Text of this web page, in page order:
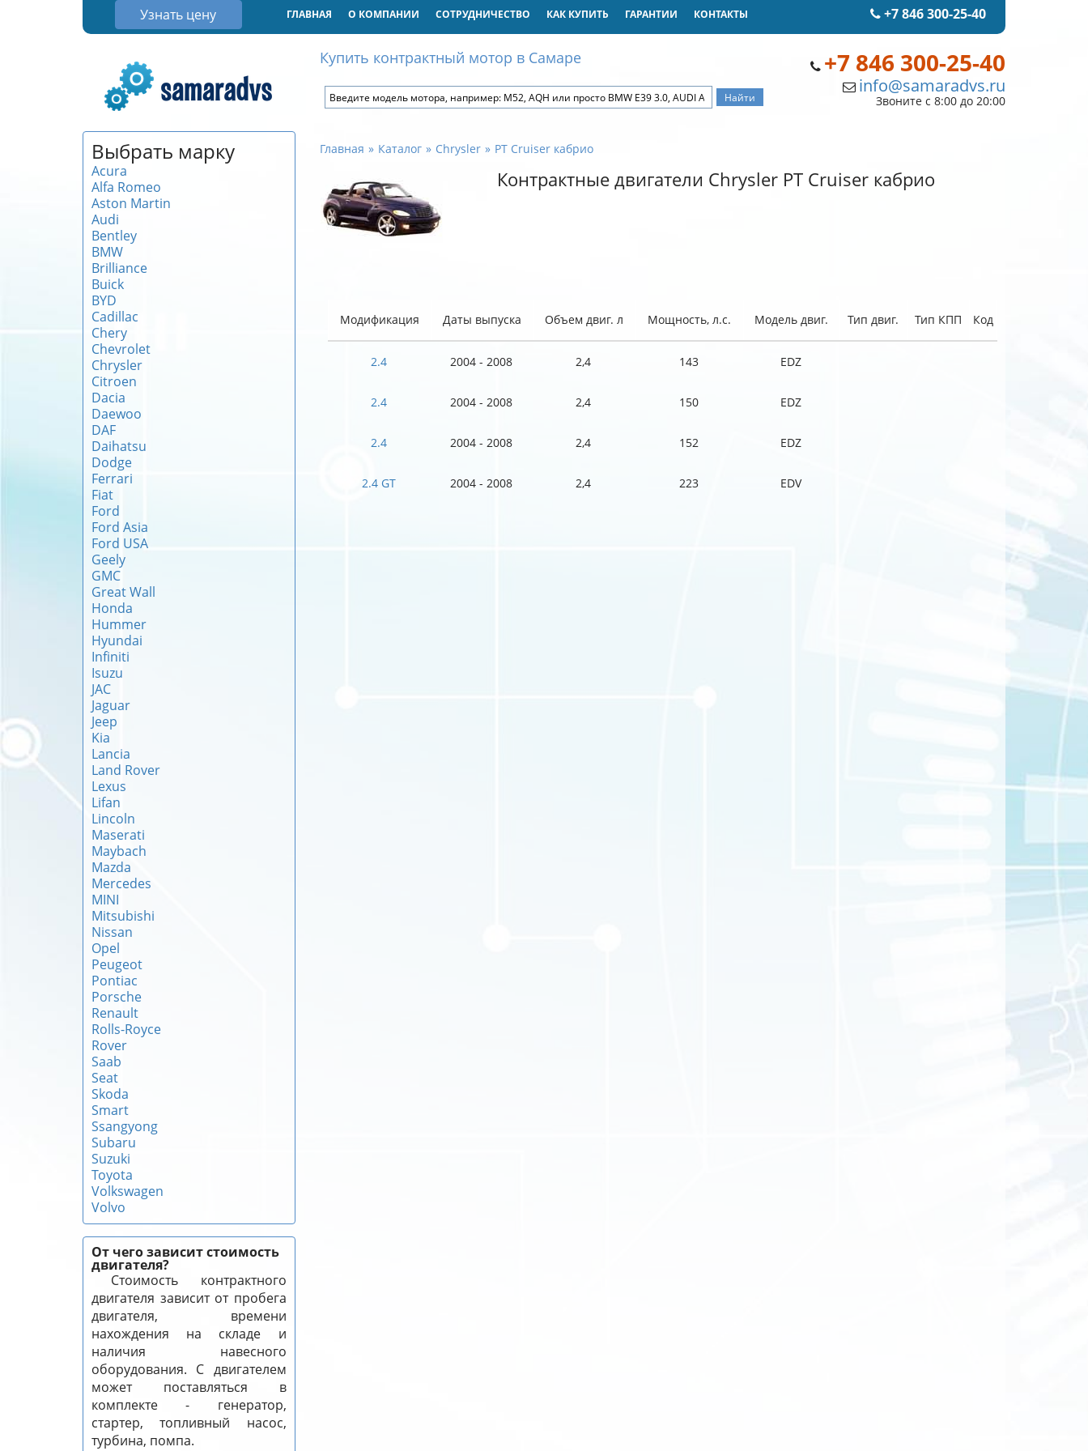
Узнать цену +7 846 300-25-40
ГЛАВНАЯ О КОМПАНИИ СОТРУДНИЧЕСТВО КАК КУПИТЬ ГАРАНТИИ КОНТАКТЫ
+7 846 300-25-40
info@samaradvs.ru
Звоните с 8:00 до 20:00
Купить контрактный мотор в Самаре
Выбрать марку
Acura
Alfa Romeo
Aston Martin
Audi
Bentley
BMW
Brilliance
Buick
BYD
Cadillac
Chery
Chevrolet
Chrysler
Citroen
Dacia
Daewoo
DAF
Daihatsu
Dodge
Ferrari
Fiat
Ford
Ford Asia
Ford USA
Geely
GMC
Great Wall
Honda
Hummer
Hyundai
Infiniti
Isuzu
JAC
Jaguar
Jeep
Kia
Lancia
Land Rover
Lexus
Lifan
Lincoln
Maserati
Maybach
Mazda
Mercedes
MINI
Mitsubishi
Nissan
Opel
Peugeot
Pontiac
Porsche
Renault
Rolls-Royce
Rover
Saab
Seat
Skoda
Smart
Ssangyong
Subaru
Suzuki
Toyota
Volkswagen
Volvo
От чего зависит стоимость
двигателя?
Стоимость контрактного
двигателя зависит от пробега
двигателя, времени
нахождения на складе и
наличия навесного
оборудования. С двигателем
может поставляться в
комплекте - генератор,
стартер, топливный насос,
турбина, помпа.
Главная Каталог Chrysler PT Cruiser кабрио
Контрактные двигатели Chrysler PT Cruiser кабрио
Модификация Даты выпуска Объем двиг. л Мощность, л.с. Модель двиг. Тип двиг. Тип КПП Код
2.4 2004 - 2008 2,4 143 EDZ
2.4 2004 - 2008 2,4 150 EDZ
2.4 2004 - 2008 2,4 152 EDZ
2.4 GT 2004 - 2008 2,4 223 EDV